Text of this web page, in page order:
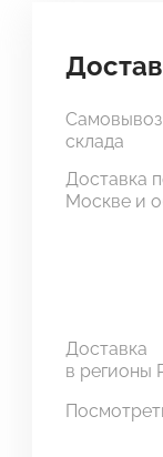
склада
Доставка
Москве и
Доставка
в регионы